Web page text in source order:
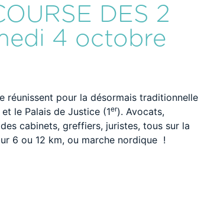
DES 2
4 octobre
réunissent pour la désormais traditionnelle
et le Palais de Justice (1er). Avocats,
cabinets, greffiers, juristes, tous sur la
6 ou 12 km, ou marche nordique !